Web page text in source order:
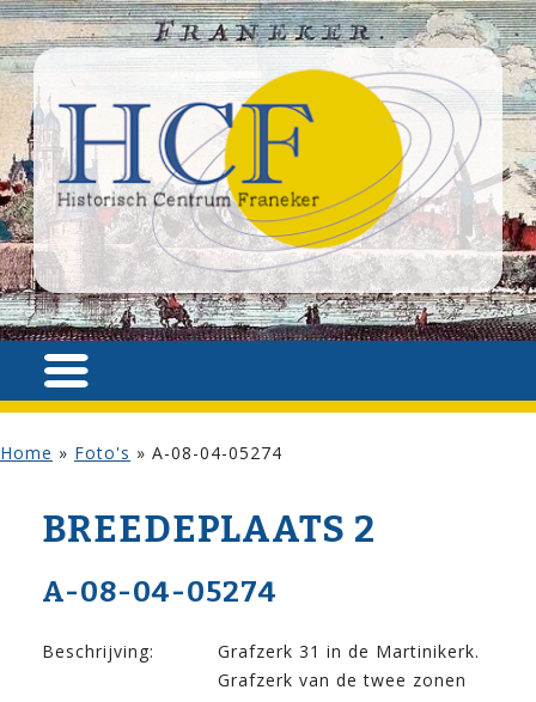
Home » Foto's » A-08-04-05274
BREEDEPLAATS 2
A-08-04-05274
Beschrijving:
Grafzerk 31 in de Martinikerk.
Grafzerk van de twee zonen